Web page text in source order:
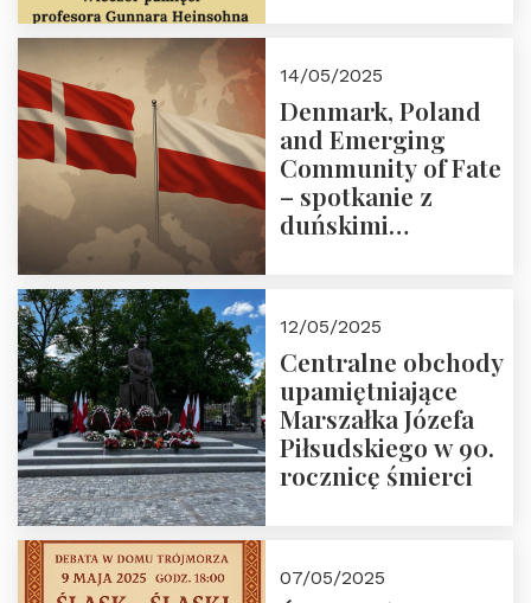
14/05/2025
Denmark, Poland
and Emerging
Community of Fate
– spotkanie z
duńskimi
12/05/2025
Centralne obchody
upamiętniające
Marszałka Józefa
Piłsudskiego w 90.
rocznicę śmierci
07/05/2025